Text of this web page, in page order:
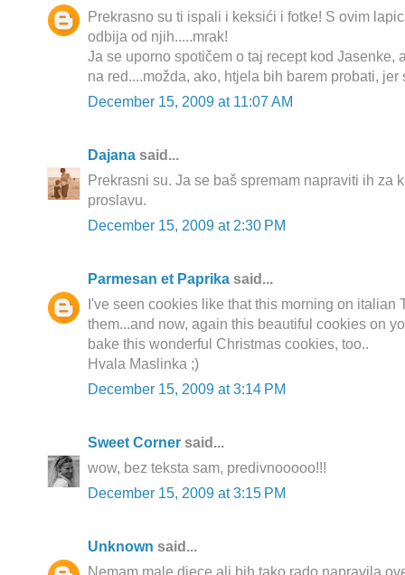
Prekrasno su ti ispali i keksići i fotke! S ovim
odbija od njih.....mrak!
Ja se uporno spotičem o taj recept kod Jasenke,
na red....možda, ako, htjela bih barem probati, jer
December 15, 2009 at 11:07 AM
Dajana said...
Prekrasni su. Ja se baš spremam napraviti ih za
proslavu.
December 15, 2009 at 2:30 PM
Parmesan et Paprika said...
I've seen cookies like that this morning on italian
them...and now, again this beautiful cookies on
bake this wonderful Christmas cookies, too..
Hvala Maslinka ;)
December 15, 2009 at 3:14 PM
Sweet Corner said...
wow, bez teksta sam, predivnooooo!!!
December 15, 2009 at 3:15 PM
Unknown said...
Nemam male djece ali bih tako rado napravila